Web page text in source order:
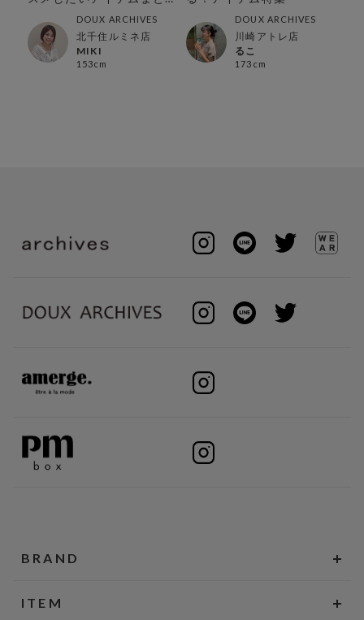
めましたDOUX ARCHIVES
北千住ルミネ店
MIKI
153cm
DOUX ARCHIVES
川崎アトレ店
るこ
173cm
BRAND
ITEM